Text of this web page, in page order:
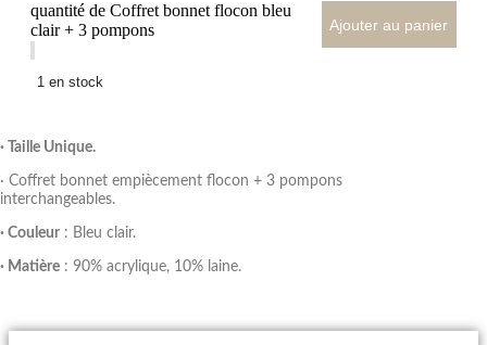
quantité de Coffret bonnet flocon bleu
clair + 3 pompons
Ajouter au panier
1 en stock
· Taille Unique.
· Coffret bonnet empiècement flocon + 3 pompons
interchangeables.
· Couleur : Bleu clair.
· Matière : 90% acrylique, 10% laine.